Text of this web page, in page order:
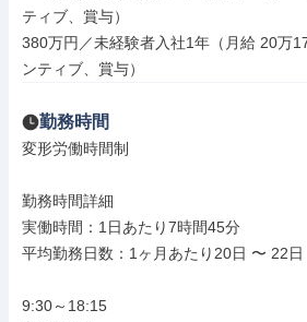
ティブ、賞与）
380万円／未経験者入社1年（月給 20万
ンティブ、賞与）
勤務時間
変形労働時間制
勤務時間詳細
実働時間：1日あたり7時間45分
平均勤務日数：1ヶ月あたり20日 〜 22日
9:30～18:15